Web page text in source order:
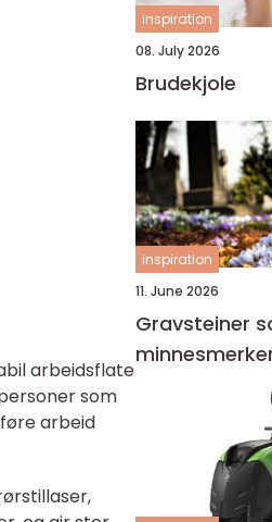
arbeidsflate
som
arbeid
inspiration
08. July 2026
Brudekjole
inspiration
11. June 2026
Gravsteiner